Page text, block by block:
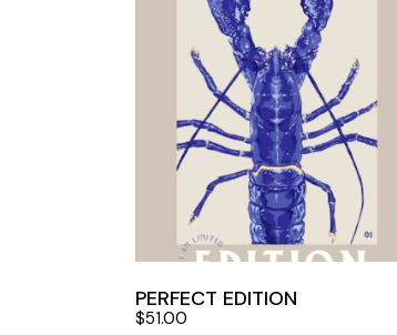
PERFECT EDITION
$51.00